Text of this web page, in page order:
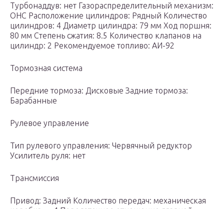
Турбонаддув: нет Газораспределительный механизм:
OHC Расположение цилиндров: Рядный Количество
цилиндров: 4 Диаметр цилиндра: 79 мм Ход поршня:
80 мм Степень сжатия: 8.5 Количество клапанов на
цилиндр: 2 Рекомендуемое топливо: АИ-92
Тормозная система
Передние тормоза: Дисковые Задние тормоза:
Барабанные
Рулевое управление
Тип рулевого управления: Червячный редуктор
Усилитель руля: нет
Трансмиссия
Привод: Задний Количество передач: механическая